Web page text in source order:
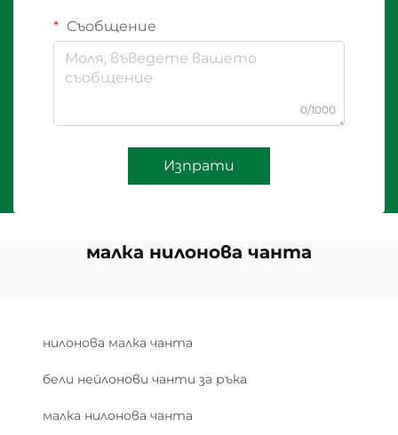
Съобщение
0/1000
Изпрати
малка нилонова чанта
нилонова малка чанта
бели нейлонови чанти за ръка
малка нилонова чанта